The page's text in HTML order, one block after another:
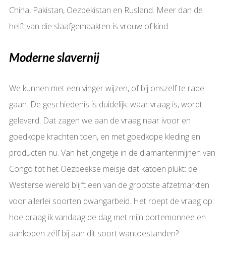
China, Pakistan, Oezbekistan en Rusland. Meer dan de
helft van die slaafgemaakten is vrouw of kind.
Moderne slavernij
We kunnen met een vinger wijzen, of bij onszelf te rade
gaan. De geschiedenis is duidelijk: waar vraag is, wordt
geleverd. Dat zagen we aan de vraag naar ivoor en
goedkope krachten toen, en met goedkope kleding en
producten nu. Van het jongetje in de diamantenmijnen van
Congo tot het Oezbeekse meisje dat katoen plukt: de
Westerse wereld blijft een van de grootste afzetmarkten
voor allerlei soorten dwangarbeid. Het roept de vraag op:
hoe draag ik vandaag de dag met mijn portemonnee en
aankopen zélf bij aan dit soort wantoestanden?